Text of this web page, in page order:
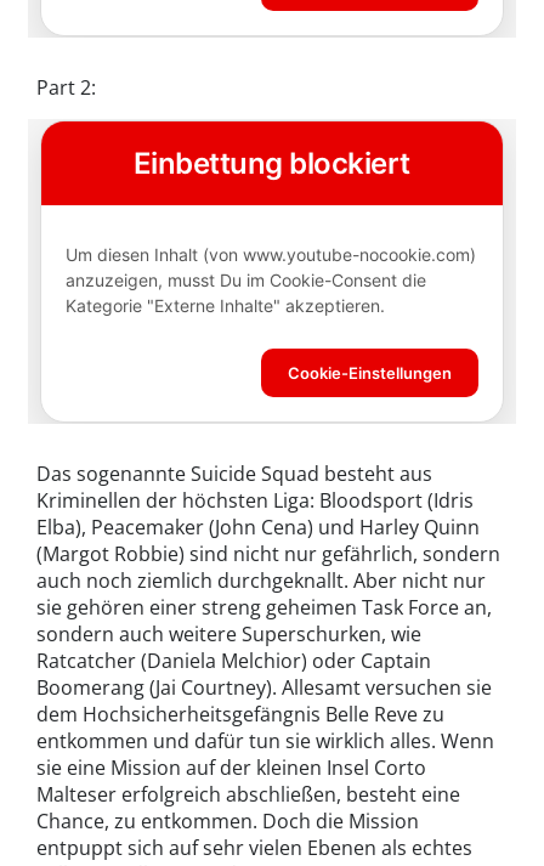
Part 2:
Das sogenannte Suicide Squad besteht aus
Kriminellen der höchsten Liga: Bloodsport (Idris
Elba), Peacemaker (John Cena) und Harley Quinn
(Margot Robbie) sind nicht nur gefährlich, sondern
auch noch ziemlich durchgeknallt. Aber nicht nur
sie gehören einer streng geheimen Task Force an,
sondern auch weitere Superschurken, wie
Ratcatcher (Daniela Melchior) oder Captain
Boomerang (Jai Courtney). Allesamt versuchen sie
dem Hochsicherheitsgefängnis Belle Reve zu
entkommen und dafür tun sie wirklich alles. Wenn
sie eine Mission auf der kleinen Insel Corto
Malteser erfolgreich abschließen, besteht eine
Chance, zu entkommen. Doch die Mission
entpuppt sich auf sehr vielen Ebenen als echtes